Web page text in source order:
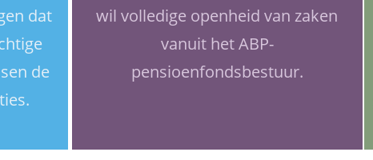
dat
de
wil volledige openheid van zaken
vanuit het ABP-
pensioenfondsbestuur.